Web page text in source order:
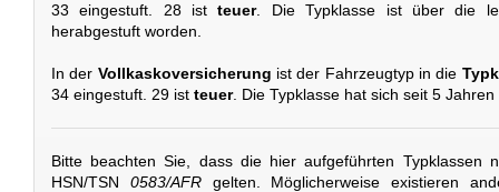
33 eingestuft. 28 istteuer. Die Typklasse ist über die
herabgestuft worden.
In der Vollkaskoversicherung ist der Fahrzeugtyp in die
34 eingestuft. 29 ist teuer. Die Typklasse hat sich seit 5
Bitte beachten Sie, dass die hier aufgeführten Typklassen
HSN/TSN 0583/AFRgelten. Möglicherweise existieren